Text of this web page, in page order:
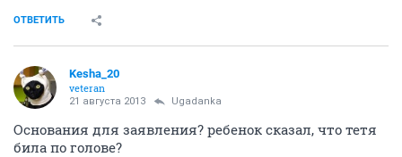
ОТВЕТИТЬ
Kesha_20
veteran
21 августа 2013 Ugadanka
Основания для заявления? ребенок сказал, что тетя
била по голове?